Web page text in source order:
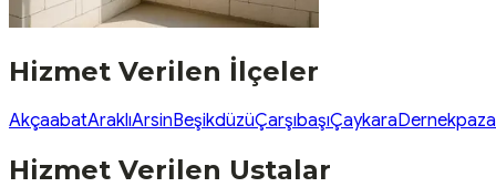
Hizmet Verilen İlçeler
AkçaabatAraklıArsinBeşikdüzüÇarşıbaşıÇaykara
Hizmet Verilen Ustalar